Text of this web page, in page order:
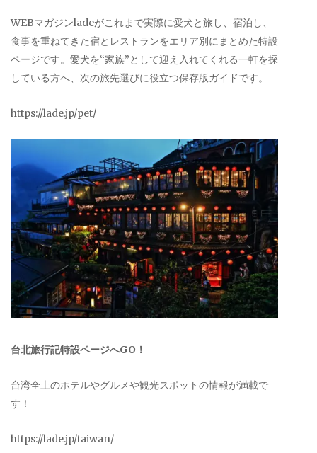
WEBマガジンladeがこれまで実際に愛犬と旅し、宿泊し、
食事を重ねてきた宿とレストランをエリア別にまとめた特設
ページです。愛犬を“家族”として迎え入れてくれる一軒を探
している方へ、次の旅先選びに役立つ保存版ガイドです。
https://lade.jp/pet/
台北旅行記特設ページへGO！
台湾全土のホテルやグルメや観光スポットの情報が満載で
す！
https://lade.jp/taiwan/